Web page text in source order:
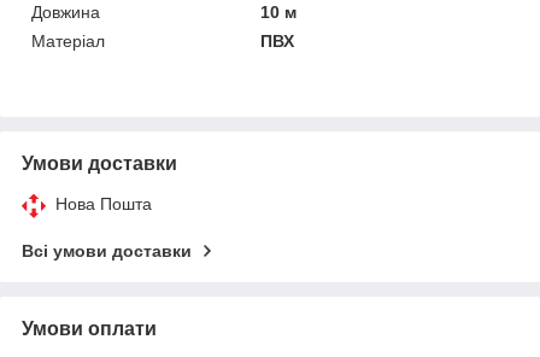
Довжина
10 м
Матеріал
ПВХ
Умови доставки
Нова Пошта
Всі умови доставки
Умови оплати